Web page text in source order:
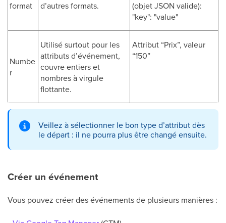
format
d’autres formats.
(objet JSON valide):
"key": "value"
Numbe
r
Utilisé surtout pour les
attributs d’événement,
couvre entiers et
nombres à virgule
flottante.
Attribut “Prix”, valeur
“150”
Veillez à sélectionner le bon type d’attribut dès
le départ : il ne pourra plus être changé ensuite.
Créer un événement
Vous pouvez créer des événements de plusieurs manières :